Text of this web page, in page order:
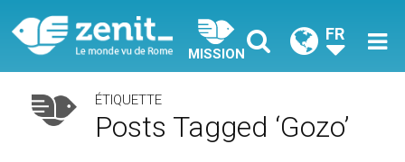
MISSION
FR
ÉTIQUETTE
Posts Tagged ‘Gozo’